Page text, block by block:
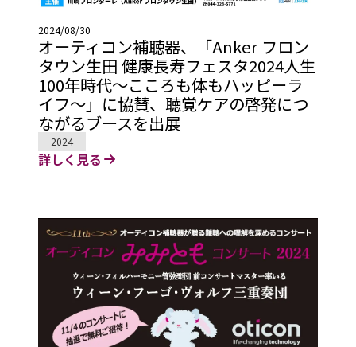
2024/08/30
オーティコン補聴器、「Anker フロン
タウン生田 健康長寿フェスタ2024人生
100年時代～こころも体もハッピーラ
イフ～」に協賛、聴覚ケアの啓発につ
ながるブースを出展
2024
詳しく見る